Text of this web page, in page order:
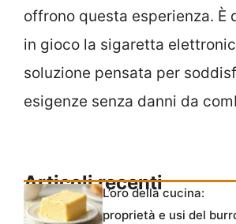
offrono questa esperienza. È
in gioco la sigaretta
soluzione pensata per
esigenze senza danni da
Articoli recenti
L’oro della cucina:
proprietà e usi del